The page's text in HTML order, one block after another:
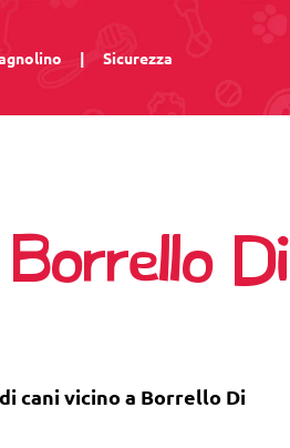
| Sicurezza
Di
cani vicino a Borrello Di